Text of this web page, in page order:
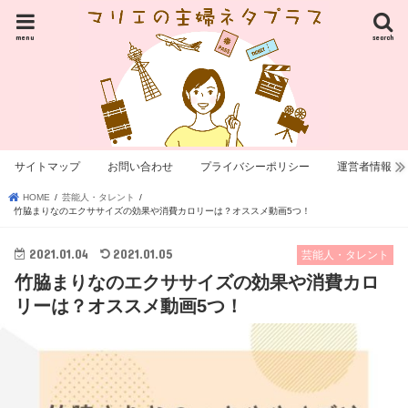
search
menu
サイトマップ お問い合わせ プライバシーポリシー 運営者情報
HOME
芸能人・タレント
竹脇まりなのエクササイズの効果や消費カロリーは？オススメ動画5つ！
芸能人・タレント
2021.01.04 2021.01.05
竹脇まりなのエクササイズの効果や消費カロ
リーは？オススメ動画5つ！